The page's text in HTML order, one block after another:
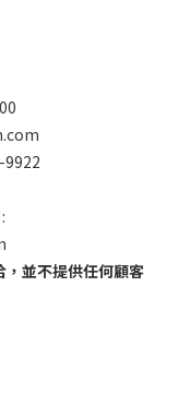
並不提供任何顧客